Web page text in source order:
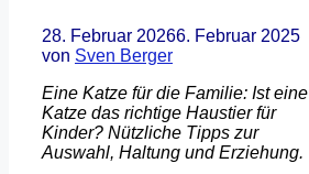
28. Februar 20266. Februar 2025
von Sven Berger
Eine Katze für die Familie: Ist eine
Katze das richtige Haustier für
Kinder? Nützliche Tipps zur
Auswahl, Haltung und Erziehung.